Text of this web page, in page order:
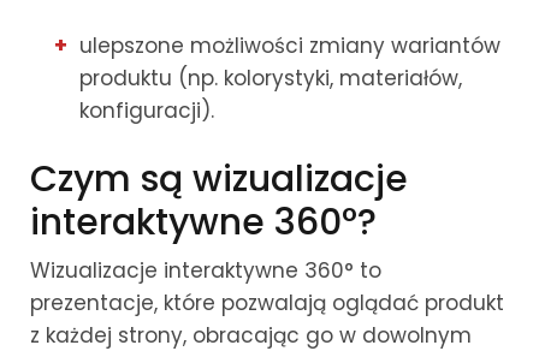
ulepszone możliwości zmiany wariantów
produktu (np. kolorystyki, materiałów,
konfiguracji).
Czym są wizualizacje
interaktywne 360°?
Wizualizacje interaktywne 360° to
prezentacje, które pozwalają oglądać produkt
z każdej strony, obracając go w dowolnym